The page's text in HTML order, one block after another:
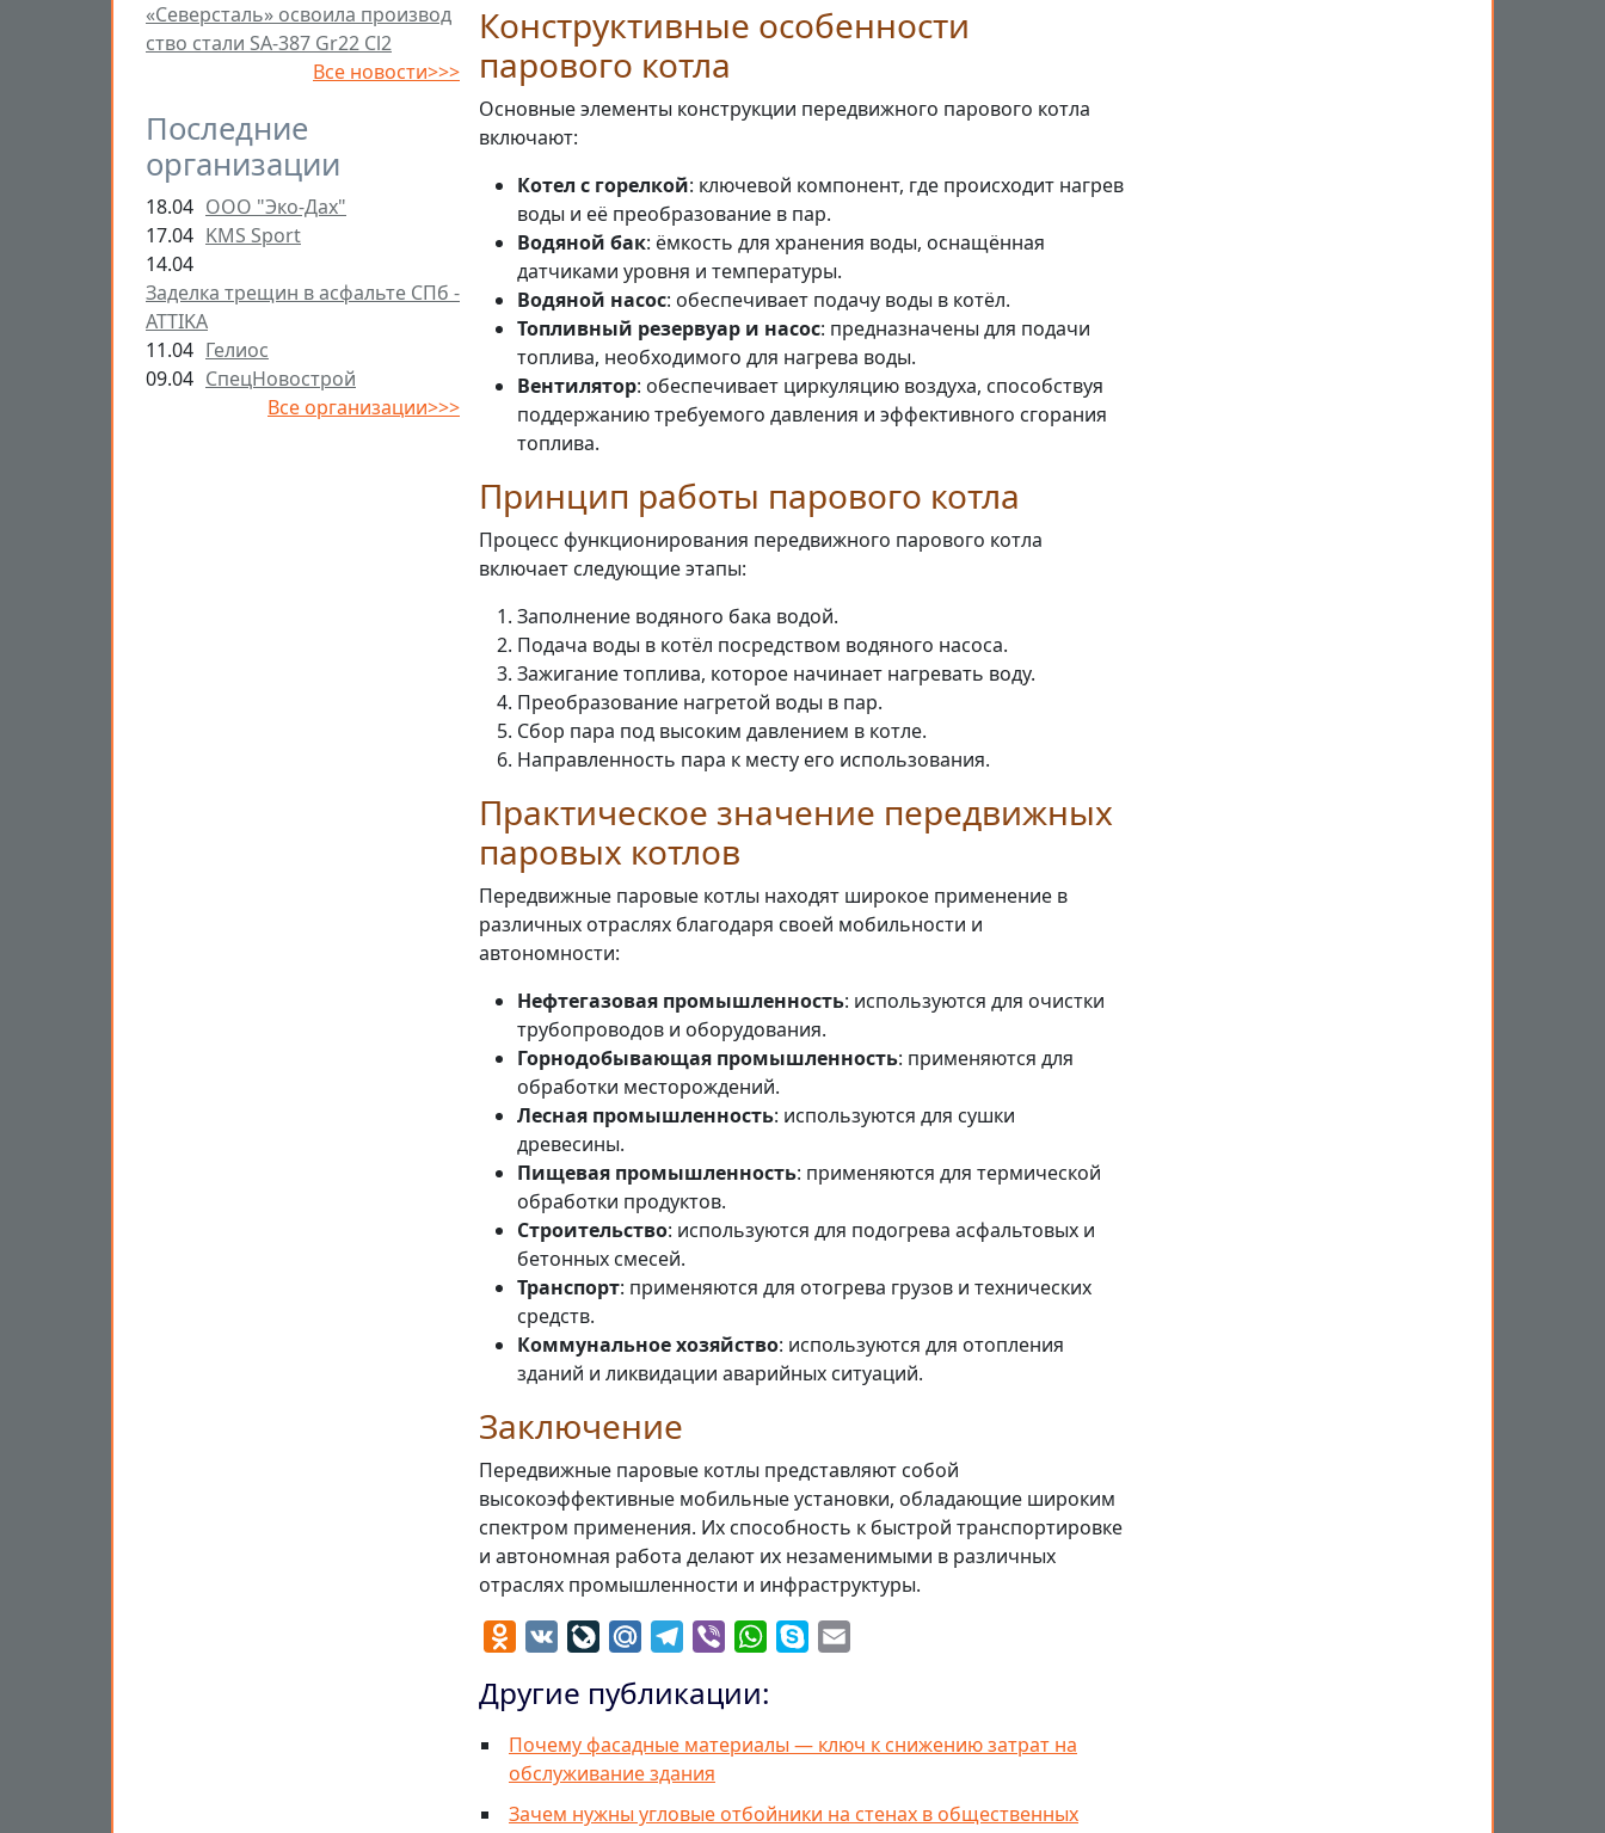
«Северсталь» освоила производ
ство стали SA-387 Gr22 Cl2
Все новости>>>
Последние
организации
18.04 ООО "Эко-Дах"
17.04 KMS Sport
14.04
Заделка трещин в асфальте СПб -
ATTIKA
11.04 Гелиос
09.04 СпецНовострой
Все организации>>>
Конструктивные особенности
парового котла
Основные элементы конструкции передвижного парового котла
включают:
Котел с горелкой: ключевой компонент, где происходит нагрев
воды и её преобразование в пар.
Водяной бак: ёмкость для хранения воды, оснащённая
датчиками уровня и температуры.
Водяной насос: обеспечивает подачу воды в котёл.
Топливный резервуар и насос: предназначены для подачи
топлива, необходимого для нагрева воды.
Вентилятор: обеспечивает циркуляцию воздуха, способствуя
поддержанию требуемого давления и эффективного сгорания
топлива.
Принцип работы парового котла
Процесс функционирования передвижного парового котла
включает следующие этапы:
Заполнение водяного бака водой.
Подача воды в котёл посредством водяного насоса.
Зажигание топлива, которое начинает нагревать воду.
Преобразование нагретой воды в пар.
Сбор пара под высоким давлением в котле.
Направленность пара к месту его использования.
Практическое значение передвижных
паровых котлов
Передвижные паровые котлы находят широкое применение в
различных отраслях благодаря своей мобильности и
автономности:
Нефтегазовая промышленность: используются для очистки
трубопроводов и оборудования.
Горнодобывающая промышленность: применяются для
обработки месторождений.
Лесная промышленность: используются для сушки
древесины.
Пищевая промышленность: применяются для термической
обработки продуктов.
Строительство: используются для подогрева асфальтовых и
бетонных смесей.
Транспорт: применяются для отогрева грузов и технических
средств.
Коммунальное хозяйство: используются для отопления
зданий и ликвидации аварийных ситуаций.
Заключение
Передвижные паровые котлы представляют собой
высокоэффективные мобильные установки, обладающие широким
спектром применения. Их способность к быстрой транспортировке
и автономная работа делают их незаменимыми в различных
отраслях промышленности и инфраструктуры.
Odnoklassniki
VK LiveJournal
Mail.RuTelegram
Viber WhatsApp
Skype
Другие публикации:
Почему фасадные материалы — ключ к снижению затрат на
обслуживание здания
Зачем нужны угловые отбойники на стенах в общественных